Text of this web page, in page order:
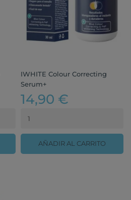
IWHITE Colour Correcting
Serum+
14,90 €
AÑADIR AL CARRITO